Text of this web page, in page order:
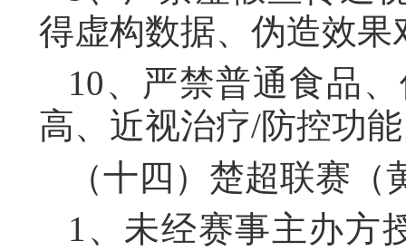
得虚构数据、伪造效果
10、严禁普通食品
高、近视治疗/防控功
（十四）楚超联赛
1、未经赛事主办方